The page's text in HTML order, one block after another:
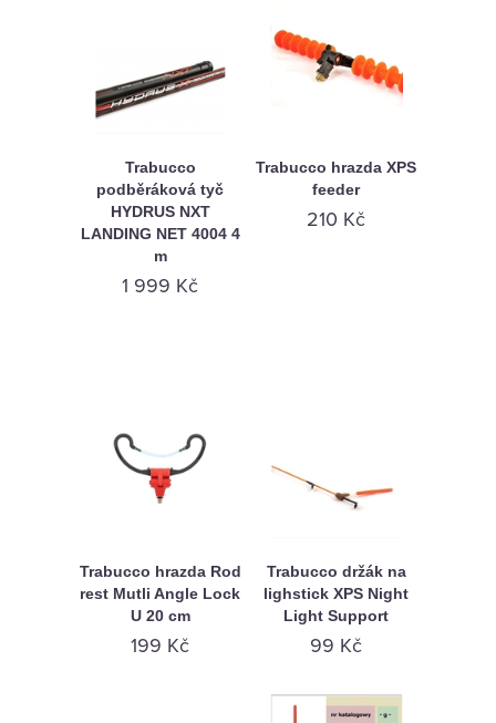
Trabucco
podběráková tyč
HYDRUS NXT
LANDING NET 4004 4
m
1 999 Kč
Trabucco hrazda XPS
feeder
210 Kč
Trabucco hrazda Rod
rest Mutli Angle Lock
U 20 cm
199 Kč
Trabucco držák na
lighstick XPS Night
Light Support
99 Kč